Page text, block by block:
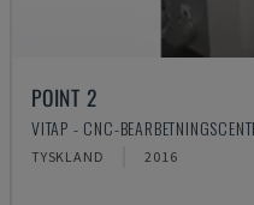
POINT 2
VITAP - CNC-
TYSKLAND 2016